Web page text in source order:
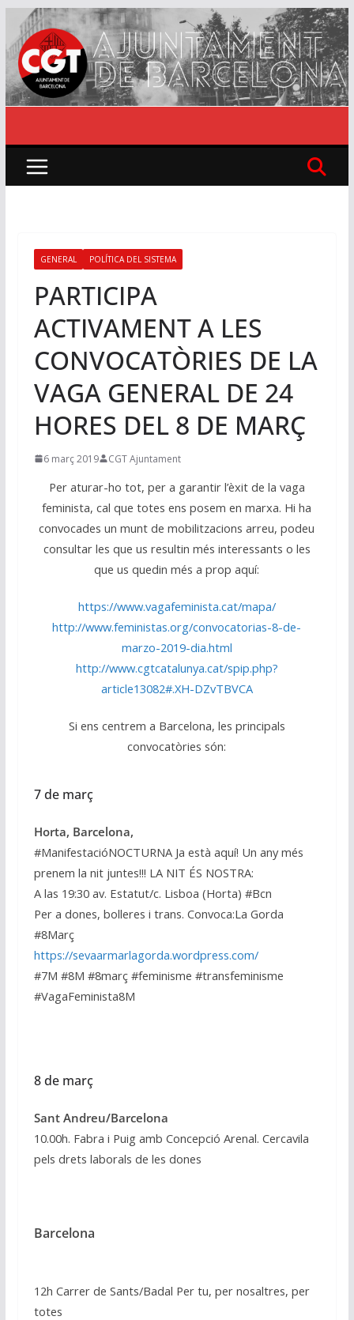
Skip
to
content
GENERAL POLÍTICA DEL SISTEMA
PARTICIPA
ACTIVAMENT A LES
CONVOCATÒRIES DE LA
VAGA GENERAL DE 24
HORES DEL 8 DE MARÇ
6 març 2019 CGT Ajuntament
Per aturar-ho tot, per a garantir l’èxit de la vaga
feminista, cal que totes ens posem en marxa. Hi ha
convocades un munt de mobilitzacions arreu, podeu
consultar les que us resultin més interessants o les
que us quedin més a prop aquí:
https://www.vagafeminista.cat/mapa/
http://www.feministas.org/convocatorias-8-de-
marzo-2019-dia.html
http://www.cgtcatalunya.cat/spip.php?
article13082#.XH-DZvTBVCA
Si ens centrem a Barcelona, les principals
convocatòries són:
7 de març
Horta, Barcelona,
#ManifestacióNOCTURNA Ja està aquí! Un any més
prenem la nit juntes!!! LA NIT ÉS NOSTRA:
A las 19:30 av. Estatut/c. Lisboa (Horta) #Bcn
Per a dones, bolleres i trans. Convoca:La Gorda
#8Març
https://sevaarmarlagorda.wordpress.com/
#7M #8M #8març #feminisme #transfeminisme
#VagaFeminista8M
8 de març
Sant Andreu/Barcelona
10.00h. Fabra i Puig amb Concepció Arenal. Cercavila
pels drets laborals de les dones
Barcelona
12h Carrer de Sants/Badal Per tu, per nosaltres, per
totes